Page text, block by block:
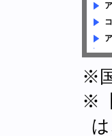
※
※